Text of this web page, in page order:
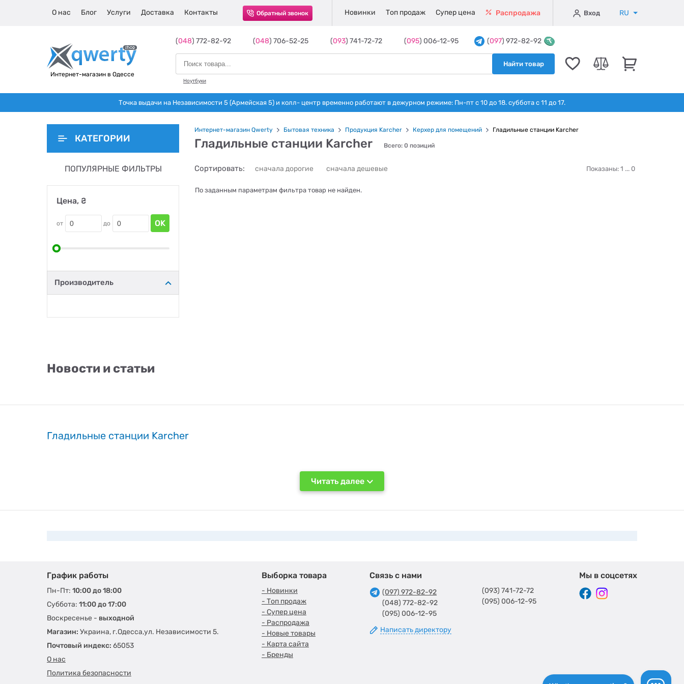
О нас Блог Услуги Доставка Контакты Обратный звонок Новинки Топ продаж Супер цена Распродажа Вход RU
Интернет-магазин в Одессе
(048) 772-82-92 (048) 706-52-25 (093) 741-72-72 (095) 006-12-95 (097) 972-82-92
Найти товар
Ноутбуки
Точка выдачи на Независимости 5 (Армейская 5) и колл- центр временно работают в дежурном режиме: Пн-пт с 10 до 18. суббота с 11 до 17.
КАТЕГОРИИ
ПОПУЛЯРНЫЕ ФИЛЬТРЫ
Цена, ₴
от до OK
Производитель
Интернет-магазин Qwerty Бытовая техника Продукция Karcher Керхер для помещений Гладильные станции Karcher
Гладильные станции Karcher Всего: 0 позиций
Сортировать: сначала дорогие сначала дешевые Показаны: 1 ... 0
По заданным параметрам фильтра товар не найден.
Новости и статьи
Гладильные станции Karcher
Читать далее
График работы
Пн-Пт: 10:00 до 18:00
Суббота: 11:00 до 17:00
Воскресенье - выходной
Магазин: Украина, г.Одесса,ул. Независимости 5.
Почтовый индекс: 65053
О нас
Политика безопасности
Выборка товара
- Новинки
- Топ продаж
- Супер цена
- Распродажа
- Новые товары
- Карта сайта
- Бренды
Связь с нами
(097) 972-82-92
(048) 772-82-92
(095) 006-12-95
Написать директору
(093) 741-72-72
(095) 006-12-95
Мы в соцсетях